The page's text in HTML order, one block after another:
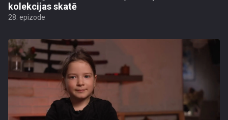
kolekcijas skatē
28. epizode